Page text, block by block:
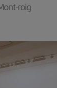
roig